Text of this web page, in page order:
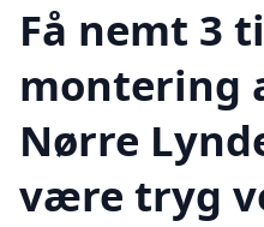
Få nemt 3
montering
Nørre
være tryg